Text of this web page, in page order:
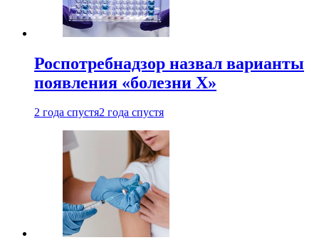
Роспотребнадзор назвал варианты
появления «болезни Х»
2 года спустя2 года спустя